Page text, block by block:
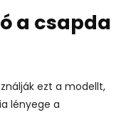
a csapda
ezt a modellt,
lényege a